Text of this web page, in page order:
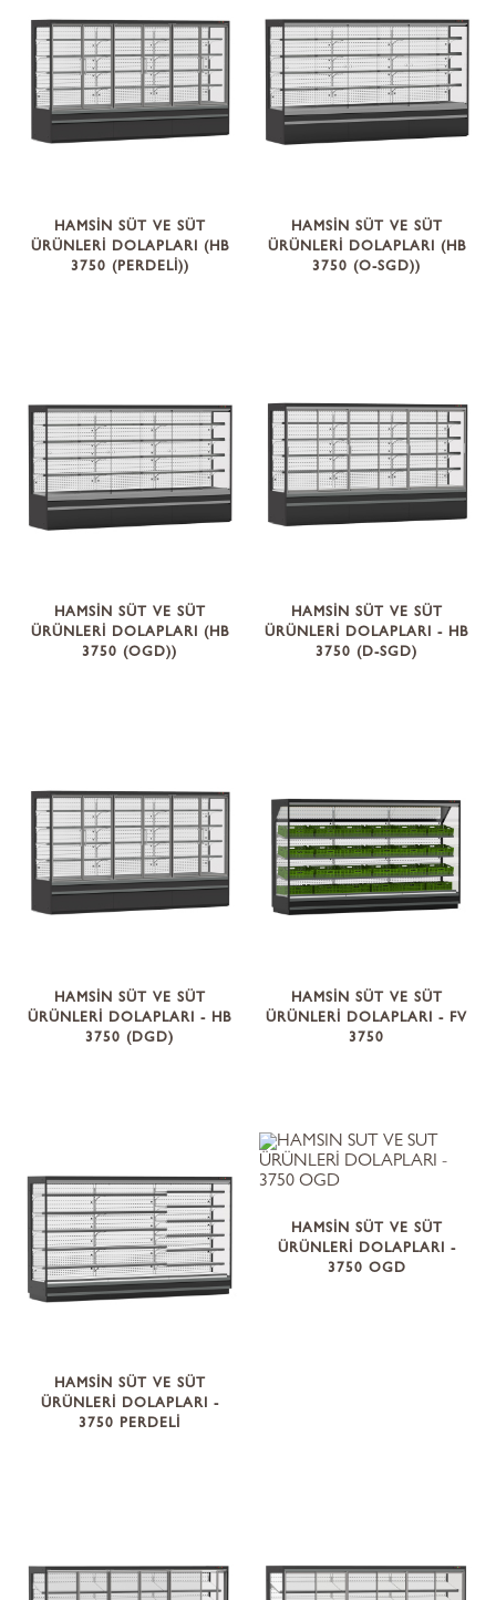
HAMSİN SÜT VE SÜT
ÜRÜNLERİ DOLAPLARI (HB
3750 (PERDELİ))
HAMSİN SÜT VE SÜT
ÜRÜNLERİ DOLAPLARI (HB
3750 (O-SGD))
HAMSİN SÜT VE SÜT
ÜRÜNLERİ DOLAPLARI (HB
3750 (OGD))
HAMSİN SÜT VE SÜT
ÜRÜNLERİ DOLAPLARI - HB
3750 (D-SGD)
HAMSİN SÜT VE SÜT
ÜRÜNLERİ DOLAPLARI - HB
3750 (DGD)
HAMSİN SÜT VE SÜT
ÜRÜNLERİ DOLAPLARI - FV
3750
HAMSİN SÜT VE SÜT
ÜRÜNLERİ DOLAPLARI -
3750 PERDELİ
HAMSİN SÜT VE SÜT
ÜRÜNLERİ DOLAPLARI -
3750 OGD